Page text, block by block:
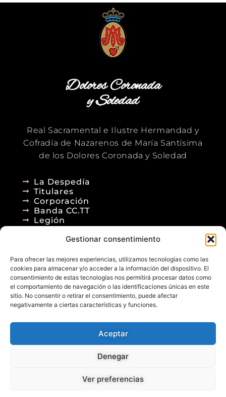
Gestionar consentimiento
Para ofrecer las mejores experiencias, utilizamos tecnologías como las
cookies para almacenar y/o acceder a la información del dispositivo. El
consentimiento de estas tecnologías nos permitirá procesar datos como
el comportamiento de navegación o las identificaciones únicas en este
sitio. No consentir o retirar el consentimiento, puede afectar
negativamente a ciertas características y funciones.
Aceptar
Denegar
Ver preferencias
Dolores Coronada
y Soledad
Real Sacramental e Ilustre Hermandad y
Cofradía de Nazarenos de María Santísima
de los Dolores Coronada y Soledad
La Despedía
Titulares
Corporación
Banda CC.TT
Legión
Agenda
Blog
Contacto
Política de Privacidad
Posicionamiento Web